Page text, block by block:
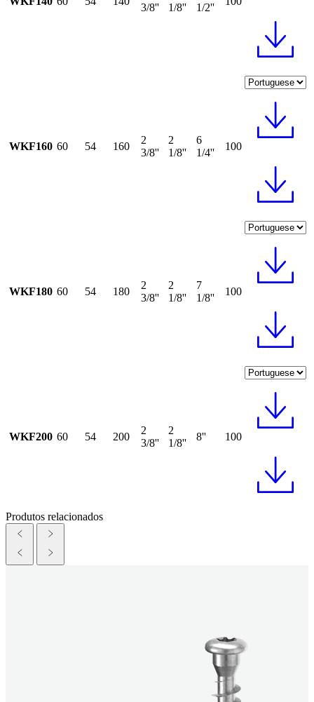
3/8''
1/8''
1/2''
WKF160 60 54 160
2
3/8''
2
1/8''
6
1/4''
100
WKF180 60 54 180
2
3/8''
2
1/8''
7
1/8''
100
WKF200 60 54 200
2
3/8''
2
1/8''
8'' 100
Produtos relacionados